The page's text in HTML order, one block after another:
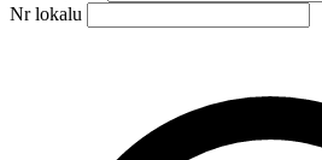
Nr lokalu